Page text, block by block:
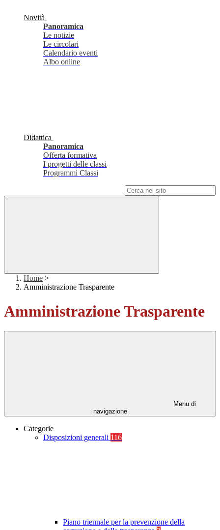
Novità
Panoramica
Le notizie
Le circolari
Calendario eventi
Albo online
Didattica
Panoramica
Offerta formativa
I progetti delle classi
Programmi Classi
Home >
Amministrazione Trasparente
Amministrazione Trasparente
Menu di
navigazione
Categorie
Disposizioni generali 116
Piano triennale per la prevenzione della